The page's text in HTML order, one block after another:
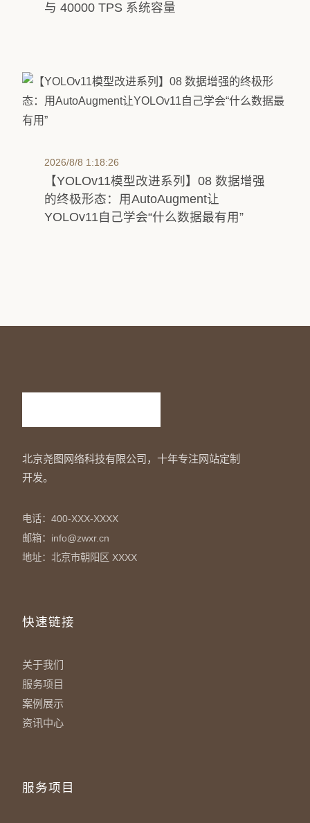
与 40000 TPS 系统容量
2026/8/8 1:18:26
【YOLOv11模型改进系列】08 数据增强
的终极形态：用AutoAugment让
YOLOv11自己学会“什么数据最有用”
北京尧图网络科技有限公司，十年专注网站定制
开发。
电话：400-XXX-XXXX
邮箱：info@zwxr.cn
地址：北京市朝阳区 XXXX
快速链接
关于我们
服务项目
案例展示
资讯中心
服务项目